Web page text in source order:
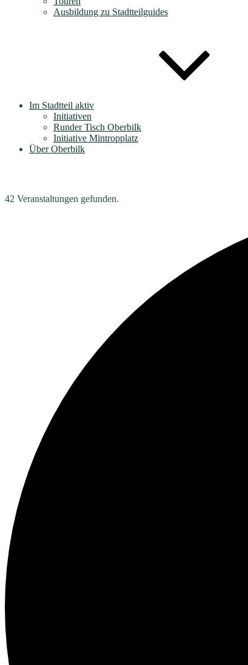
Ausbildung zu Stadtteilguides
Im Stadtteil aktiv
Initiativen
Runder Tisch Oberbilk
Initiative Mintropplatz
Über Oberbilk
42 Veranstaltungen gefunden.